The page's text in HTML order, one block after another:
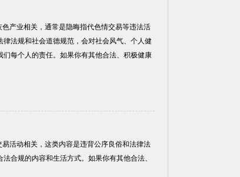
产业相关，通常是隐晦指代色情交易等违法活
法规和社会道德规范，会对社会风气、个人健
每个人的责任。如果你有其他合法、积极健康
活动相关，这类内容是违背公序良俗和法律法
合规的内容和生活方式。如果你有其他合法、